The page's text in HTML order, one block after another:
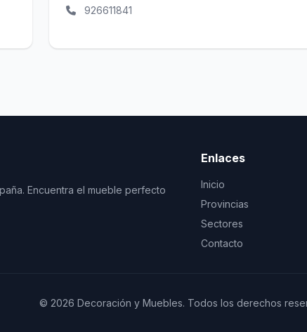
926611841
Encuentra el mueble perfecto
Enlaces
Inicio
Provincias
Sectores
Contacto
© 2026 Decoración y Muebles. Todos los derechos